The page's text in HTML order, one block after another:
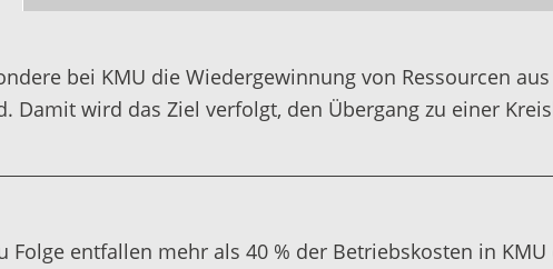
bei KMU die Wiedergewinnung von Ressourcen
wird das Ziel verfolgt, den Übergang zu einer
Folge entfallen mehr als 40 % der Betriebskosten in